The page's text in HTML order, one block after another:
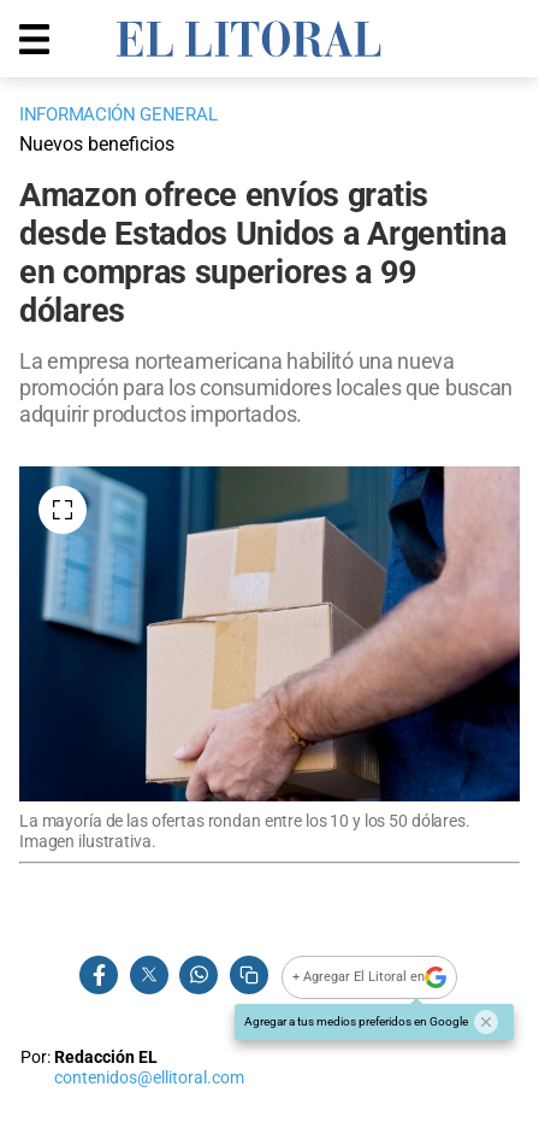
INFORMACIÓN GENERAL
Nuevos beneficios
Amazon ofrece envíos gratis
desde Estados Unidos a Argentina
en compras superiores a 99
dólares
La empresa norteamericana habilitó una nueva
promoción para los consumidores locales que buscan
adquirir productos importados.
La mayoría de las ofertas rondan entre los 10 y los 50 dólares.
Imagen ilustrativa.
+ Agregar El Litoral en
Agregar a tus medios preferidos en Google
Por:Redacción EL
contenidos@ellitoral.com